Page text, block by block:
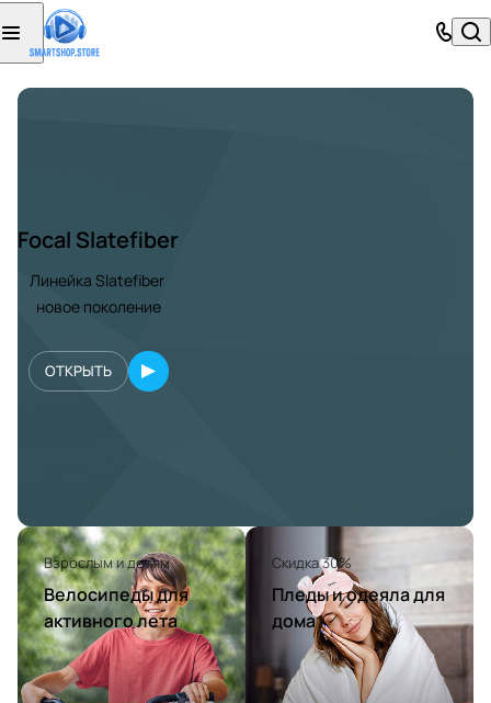
Focal Slatefiber
Линейка Slatefiber
новое поколение
ОТКРЫТЬ
Взрослым и детям
Велосипеды для
активного лета
Скидка 30%
Пледы и одеяла для
дома